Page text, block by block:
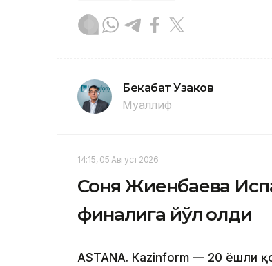
Бекабат Узаков
Муаллиф
14:15, 05 Август 2026
Соня Жиенбаева
финалига йўл олди
ASTANА. Кazinform — 20 ёшли